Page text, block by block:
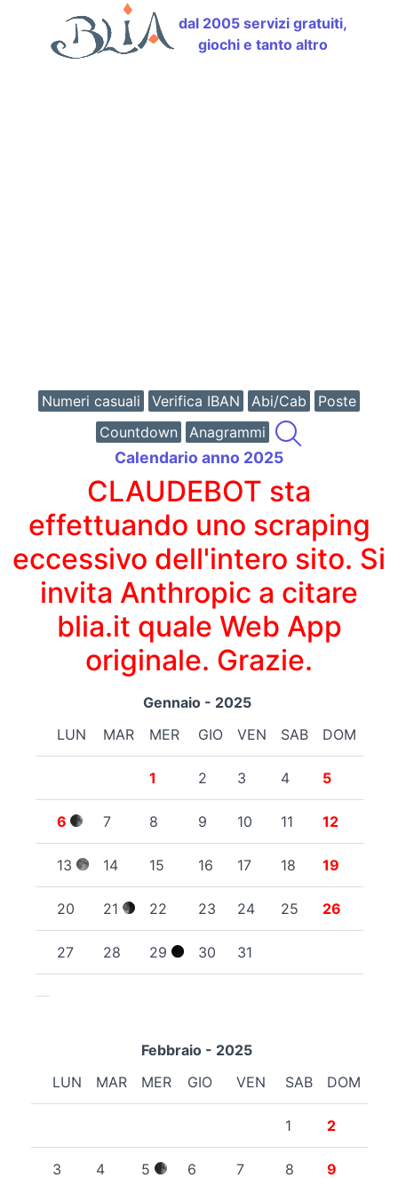
dal 2005 servizi gratuiti,
giochi e tanto altro
Numeri casuali Verifica IBAN Abi/Cab
Poste
Countdown
Anagrammi
Calendario anno 2025
CLAUDEBOT sta
effettuando uno scraping
eccessivo dell'intero sito. Si
invita Anthropic a citare
blia.it quale Web App
originale. Grazie.
Gennaio - 2025
LUN
MAR MER GIO VEN SAB DOM
1 2 3 4 5
6 7 8 9 10 11 12
13 14 15 16 17 18 19
20 21 22 23 24 25 26
27 28 29 30 31
Febbraio - 2025
LUN
MAR MER GIO VEN SAB DOM
1 2
3 4 5 6 7 8 9